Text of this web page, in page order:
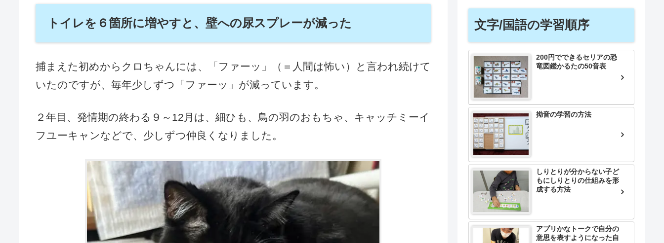
トイレを６箇所に増やすと、壁への尿スプレーが減った
捕まえた初めからクロちゃんには、「ファーッ」（＝人間は怖い）と言われ続けて
いたのですが、毎年少しずつ「ファーッ」が減っています。
２年目、発情期の終わる９～12月は、細ひも、鳥の羽のおもちゃ、キャッチミーイ
フユーキャンなどで、少しずつ仲良くなりました。
文字/国語の学習順序
200円でできるセリアの恐
竜図鑑かるたの50音表
拗音の学習の方法
しりとりが分からない子ど
もにしりとりの仕組みを形
成する方法
アプリかなトークで自分の
意思を表すようになった自